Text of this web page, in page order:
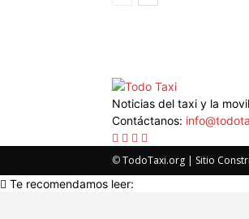
Noticias del taxi y la
Contáctanos:
©TodoTaxi.org | Sitio
Te recomendamos leer: